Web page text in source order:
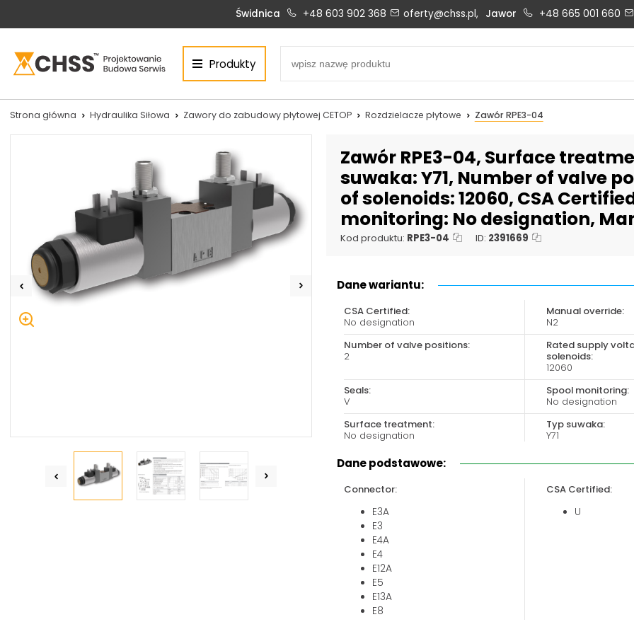
Centrum Hydrauliki Siłowej Świdnica
CHSS.PL DAWID WOŹNY
Biuro obsługi klienta:
+48 603 902 368
+48 603 902 368
Siłowniki:
+48 690 884 272
silowniki@chss.pl
+48 536 202 250
+48 609 877 288
serwis@chss.pl
Uszczelnienia techniczne:
+48 669 834 274
uszczelnienia@chss.pl
Magazyn 24H:
+48 731 349 406
Biuro obsługi klienta:
+48 535 424 483
Magazyn 24H:
+48 665 001 770
Świdnica +48 603 902 368 oferty@chss.pl, Jawor +48 665 001 660
Produkty
Strona główna Hydraulika Siłowa Zawory do zabudowy płytowej CETOP Rozdzielacze płytowe Zawór RPE3-04
Zawór RPE3-04, Surface
suwaka: Y71, Number of valve
of solenoids: 12060, CSA
monitoring: No designation,
Kod produktu: RPE3-04 ID: 2391669
Dane wariantu:
CSA Certified:
No designation
Manual override:
N2
Number of valve positions:
2
Rated supply
solenoids:
12060
Seals:
V
Spool monitoring:
No designation
Surface treatment:
No designation
Typ suwaka:
Y71
Valve size:
04
Dane podstawowe:
Connector:
E3A
E3
E4A
E4
E12A
E5
E13A
E8
CSA Certified:
U